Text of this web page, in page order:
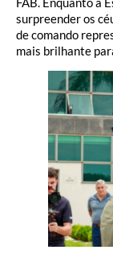
surpreender os
de comando
mais brilhante